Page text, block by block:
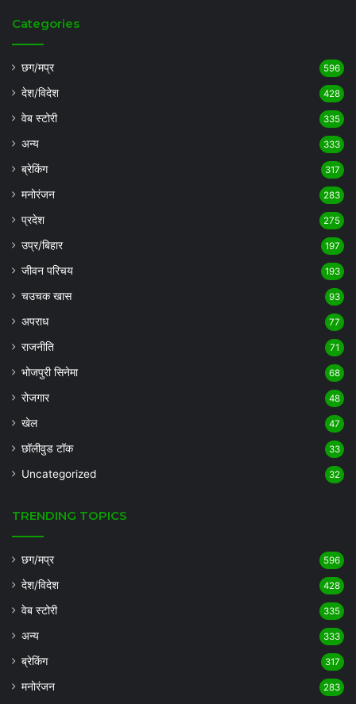
Categories
छग/मप्र 596
देश/विदेश 428
वेब स्टोरी 335
अन्य 333
ब्रेकिंग 317
मनोरंजन 283
प्रदेश 275
उप्र/बिहार 197
जीवन परिचय 193
चउचक खास 93
अपराध 77
राजनीति 71
भोजपुरी सिनेमा 68
रोजगार 48
खेल 47
छॉलीवुड टॉक 33
Uncategorized 32
TRENDING TOPICS
छग/मप्र 596
देश/विदेश 428
वेब स्टोरी 335
अन्य 333
ब्रेकिंग 317
मनोरंजन 283